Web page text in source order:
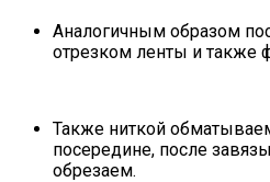
Аналогичным образом
отрезком ленты и также
Также ниткой
посередине, после
обрезаем.